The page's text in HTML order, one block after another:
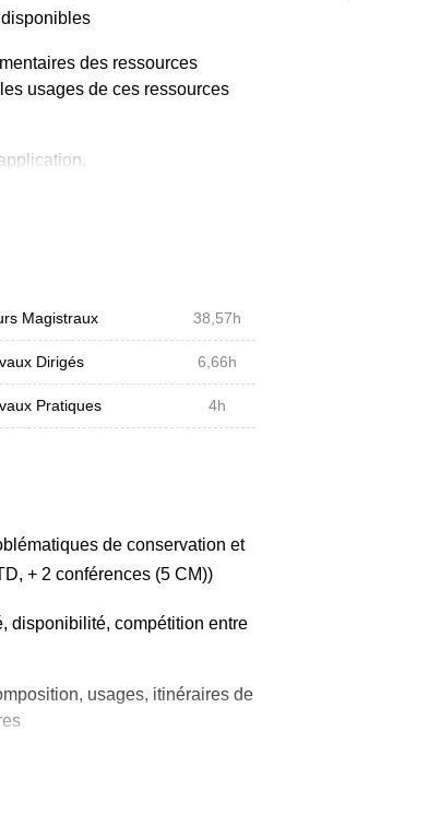
des ressources
usages de ces ressources
technologique selon le
et propriétés.
solide-liquide. TP
de travailler dans les
Magistraux 38,57h
Dirigés 6,66h
Pratiques 4h
de conservation et
+ 2 conférences (5 CM))
disponibilité, compétition entre
usages, itinéraires de